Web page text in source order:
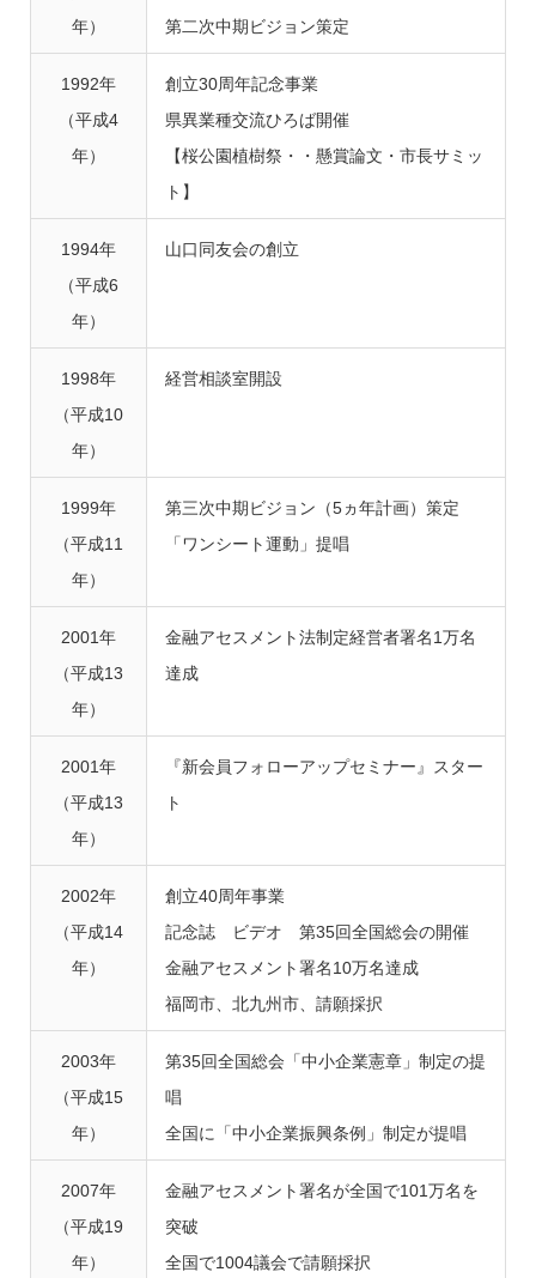
年）
第二次中期ビジョン策定
1992年
（平成4
年）
創立30周年記念事業
県異業種交流ひろば開催
【桜公園植樹祭・・懸賞論文・市長サミッ
ト】
1994年
（平成6
年）
山口同友会の創立
1998年
（平成10
年）
経営相談室開設
1999年
（平成11
年）
第三次中期ビジョン（5ヵ年計画）策定
「ワンシート運動」提唱
2001年
（平成13
年）
金融アセスメント法制定経営者署名1万名
達成
2001年
（平成13
年）
『新会員フォローアップセミナー』スター
ト
2002年
（平成14
年）
創立40周年事業
記念誌 ビデオ 第35回全国総会の開催
金融アセスメント署名10万名達成
福岡市、北九州市、請願採択
2003年
（平成15
年）
第35回全国総会「中小企業憲章」制定の提
唱
全国に「中小企業振興条例」制定が提唱
2007年
（平成19
年）
金融アセスメント署名が全国で101万名を
突破
全国で1004議会で請願採択